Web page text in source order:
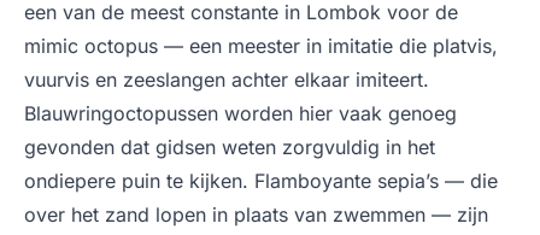
een van de meest constante in Lombok voor de
mimic octopus — een meester in imitatie die platvis,
vuurvis en zeeslangen achter elkaar imiteert.
Blauwringoctopussen worden hier vaak genoeg
gevonden dat gidsen weten zorgvuldig in het
ondiepere puin te kijken. Flamboyante sepia’s — die
over het zand lopen in plaats van zwemmen — zijn